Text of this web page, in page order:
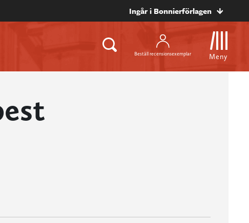
Ingår i Bonnierförlagen
Beställ recensionsexemplar Meny